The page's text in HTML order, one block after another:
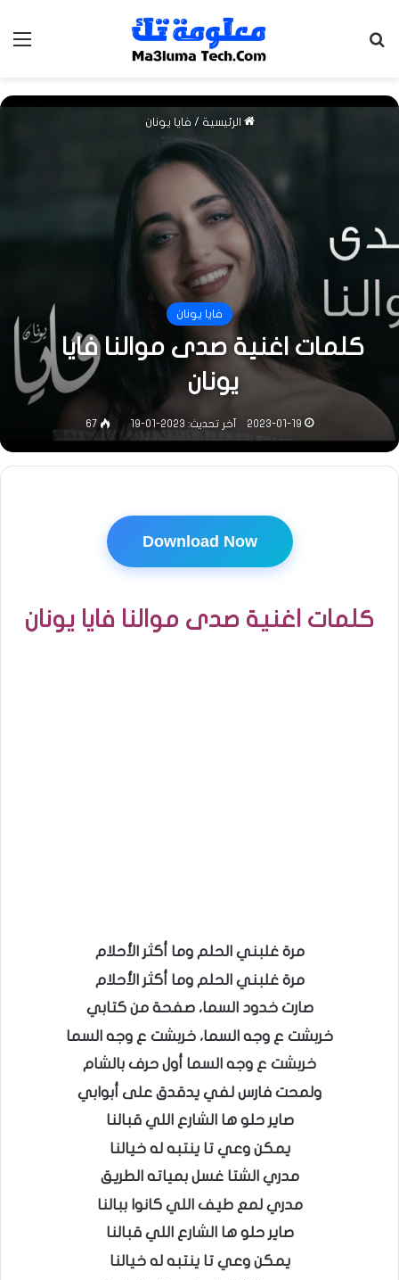
الرئيسية / فايا يونان
فايا يونان
كلمات اغنية صدى موالنا فايا
يونان
2023-01-19 آخر تحديث: 2023-01-19 67
Download Now
كلمات اغنية صدى موالنا فايا يونان
مرة غلبني الحلم وما أكثر الأحلام
مرة غلبني الحلم وما أكثر الأحلام
صارت خدود السما، صفحة من كتابي
خربشت ع وجه السما، خربشت ع وجه السما
خربشت ع وجه السما أول حرف بالشام
ولمحت فارس لفي يدقدق على أبوابي
صاير حلو ها الشارع اللي قبالنا
يمكن وعي تا ينتبه له خيالنا
مدري الشتا غسل بمياته الطريق
مدري لمع طيف اللي كانوا ببالنا
صاير حلو ها الشارع اللي قبالنا
يمكن وعي تا ينتبه له خيالنا